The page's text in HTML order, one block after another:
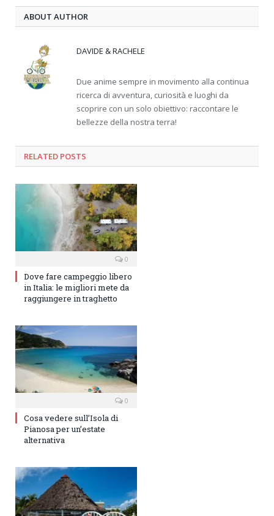
ABOUT AUTHOR
DAVIDE & RACHELE
Due anime sempre in movimento alla continua
ricerca di avventura, curiosità e luoghi da
scoprire con un solo obiettivo: raccontare le
bellezze della nostra terra!
RELATED POSTS
0
Dove fare campeggio libero
in Italia: le migliori mete da
raggiungere in traghetto
0
Cosa vedere sull’Isola di
Pianosa per un’estate
alternativa